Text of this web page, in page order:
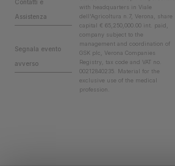
Contatti e
Assistenza
Segnala evento
avverso
with headquarters in Viale
dell'Agricoltura n.7, Verona, share
capital € 65,250,000.00 int. paid,
company subject to the
management and coordination of
GSK plc, Verona Companies
Registry, tax code and VAT no.
00212840235. Material for the
exclusive use of the medical
profession.